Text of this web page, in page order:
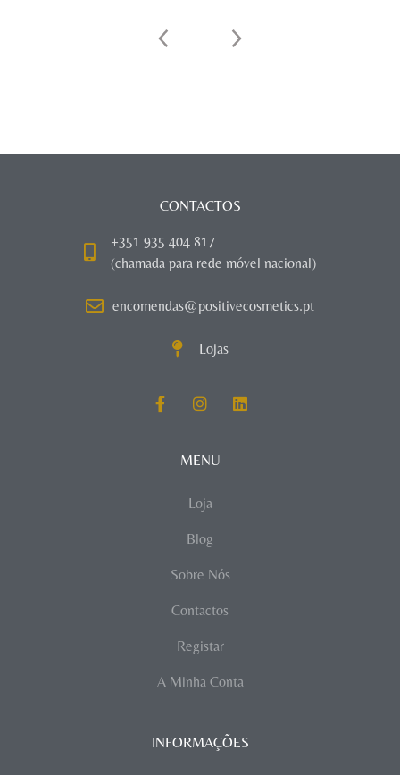
CONTACTOS
+351 935 404 817
(chamada para rede móvel nacional)
encomendas@positivecosmetics.pt
Lojas
MENU
Loja
Blog
Sobre Nós
Contactos
Registar
A Minha Conta
INFORMAÇÕES